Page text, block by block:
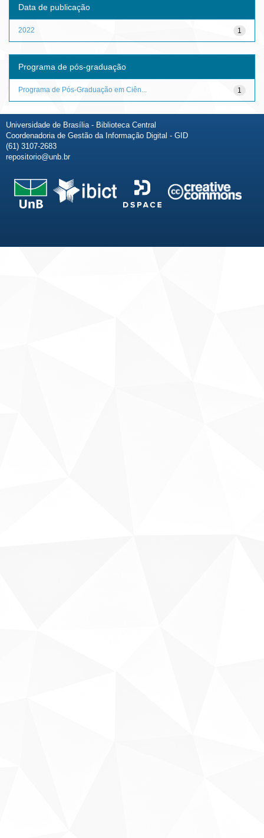
Data de publicação
1
2022
Programa de pós-graduação
1
Programa de Pós-Graduação em Ciên...
Universidade de Brasília - Biblioteca Central
Coordenadoria de Gestão da Informação Digital - GID
(61) 3107-2683
repositorio@unb.br